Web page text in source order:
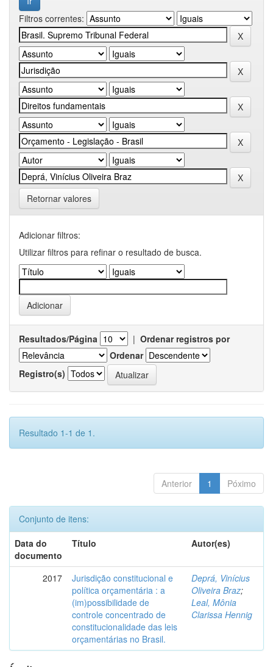
Filtros correntes:
Retornar valores
Adicionar filtros:
Utilizar filtros para refinar o resultado de busca.
Resultados/Página | Ordenar registros por
Ordenar
Registro(s)
Resultado 1-1 de 1.
Anterior 1 Póximo
Conjunto de itens:
Data do
documento
Título Autor(es)
2017
Jurisdição constitucional e
política orçamentária : a
(im)possibilidade de
controle concentrado de
constitucionalidade das leis
orçamentárias no Brasil.
Deprá, Vinícius
Oliveira Braz;
Leal, Mônia
Clarissa Hennig